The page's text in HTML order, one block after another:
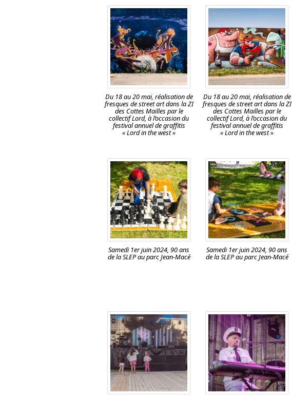
Du 18 au 20 mai, réalisation de
fresques de street art dans la ZI
des Cottes Mailles par le
collectif Lord, à l’occasion du
festival annuel de graffitis
« Lord in the west »
Du 18 au 20 mai, réalisation de
fresques de street art dans la ZI
des Cottes Mailles par le
collectif Lord, à l’occasion du
festival annuel de graffitis
« Lord in the west »
Samedi 1er juin 2024, 90 ans
de la SLEP au parc Jean-Macé
Samedi 1er juin 2024, 90 ans
de la SLEP au parc Jean-Macé